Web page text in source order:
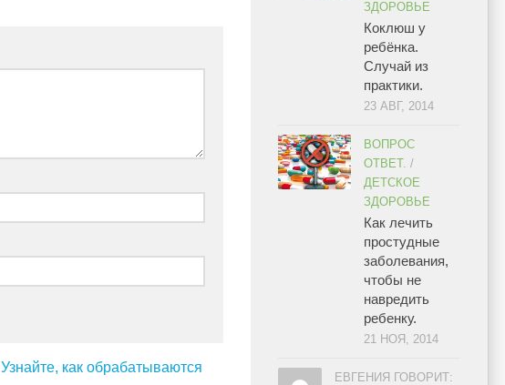
Узнайте, как обрабатываются
ЗДОРОВЬЕ
Коклюш у
ребёнка.
Случай из
практики.
23 АВГ, 2014
ВОПРОС
ОТВЕТ. /
ДЕТСКОЕ
ЗДОРОВЬЕ
Как лечить
простудные
заболевания,
чтобы не
навредить
ребенку.
21 НОЯ, 2014
ЕВГЕНИЯ ГОВОРИТ: